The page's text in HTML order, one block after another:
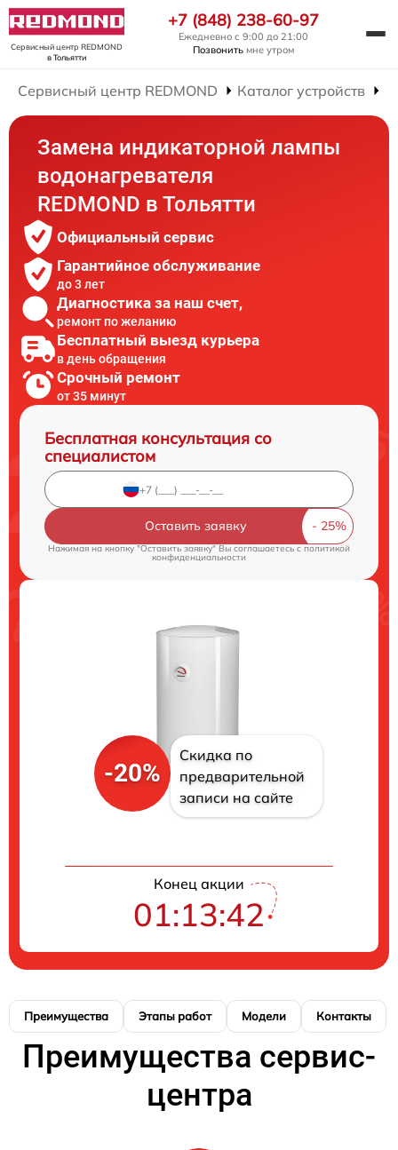
Сервисный центр REDMOND
в Тольятти
+7 (848) 238-60-97
Ежедневно с 9:00 до 21:00
Позвонить мне утром
Сервисный центр REDMOND Каталог устройств
Замена индикаторной лампы
водонагревателя
REDMOND в Тольятти
Официальный сервис
Гарантийное обслуживание
до 3 лет
Диагностика за наш счет,
ремонт по желанию
Бесплатный выезд курьера
в день обращения
Срочный ремонт
от 35 минут
Бесплатная консультация со
специалистом
Оставить заявку
Нажимая на кнопку "Оставить заявку" Вы соглашаетесь c политикой
конфиденциальности
-20%
Скидка по
предварительной
записи на сайте
Конец акции
01:13:41
Преимущества Этапы работ Модели Контакты
Преимущества сервис-
центра